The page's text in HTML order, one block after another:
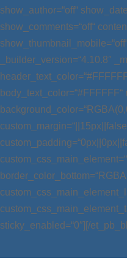
show_author=“off“
show_comments=“off“
_builder_version=“4.10.8″
sticky_enabled=“0″][/